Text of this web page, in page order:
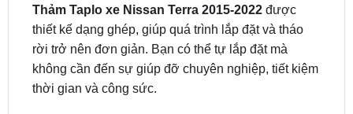
rời trở nên đơn giản. Bạn có thể tự lắp đặt mà
không cần đến sự giúp đỡ chuyên nghiệp, tiết kiệm
thời gian và công sức.
Thiết Kế Đặc Biệt Cho Terra